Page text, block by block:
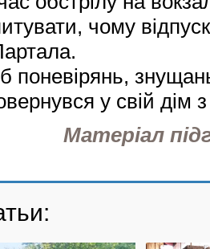
чому
поневірянь,
у свій дім
Матеріал